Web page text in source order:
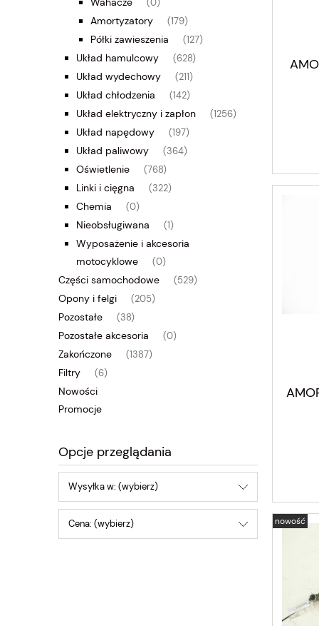
(0)
Amortyzatory (179)
Półki zawieszenia (127)
Układ hamulcowy (628)
Układ wydechowy (211)
Układ chłodzenia (142)
Układ elektryczny i zapłon (1256)
Układ napędowy (197)
Układ paliwowy (364)
Oświetlenie (768)
Linki i cięgna (322)
Chemia (0)
Nieobsługiwana (1)
Wyposażenie i akcesoria
motocyklowe
(0)
Części samochodowe (529)
Opony i felgi (205)
Pozostałe (38)
Pozostałe akcesoria (0)
Zakończone (1387)
Filtry (6)
Nowości
Promocje
Opcje przeglądania
Wysyłka w: (wybierz)
Cena: (wybierz) nowość